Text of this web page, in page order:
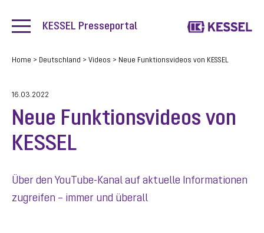
KESSEL Presseportal
Home > Deutschland > Videos > Neue Funktionsvideos von KESSEL
16.03.2022
Neue Funktionsvideos von
KESSEL
Über den YouTube-Kanal auf aktuelle Informationen
zugreifen – immer und überall